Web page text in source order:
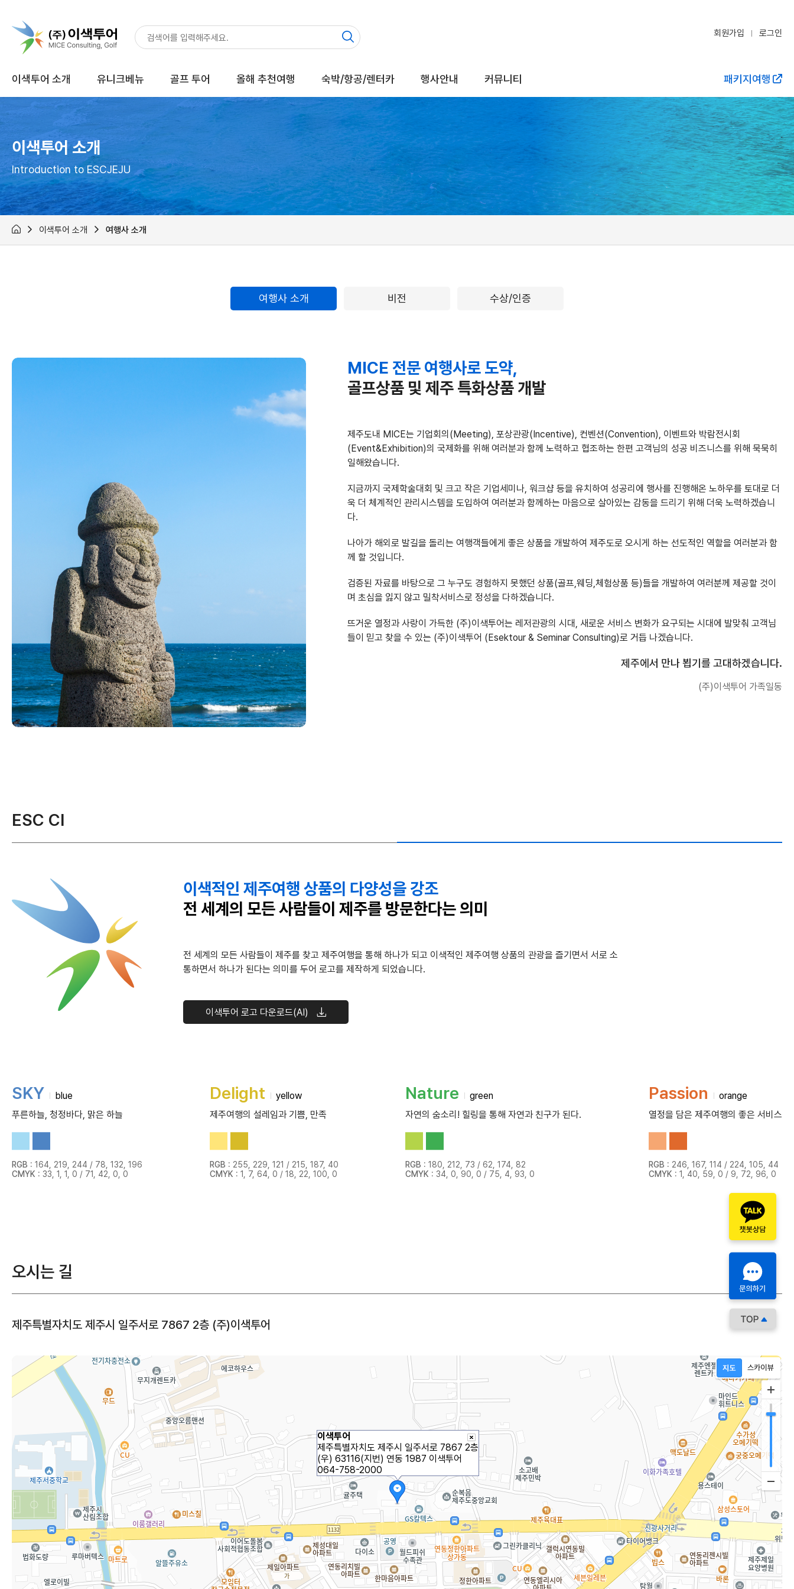
회원가입 로그인
이색투어 소개 유니크베뉴 골프 투어 올해 추천여행 숙박/항공/렌터카 행사안내 커뮤니티 패키지여행
이색투어 소개
Introduction to ESCJEJU
이색투어 소개 여행사 소개
여행사 소개 비전 수상/인증
MICE 전문 여행사로 도약,
골프상품 및 제주 특화상품 개발
제주도내 MICE는 기업회의(Meeting), 포상관광(Incentive), 컨벤션(Convention), 이벤트와 박람전시회
(Event&Exhibition)의 국제화를 위해 여러분과 함께 노력하고 협조하는 한편 고객님의 성공 비즈니스를 위해 묵묵히
일해왔습니다.
지금까지 국제학술대회 및 크고 작은 기업세미나, 워크샵 등을 유치하여 성공리에 행사를 진행해온 노하우를 토대로 더
욱 더 체계적인 관리시스템을 도입하여 여러분과 함께하는 마음으로 살아있는 감동을 드리기 위해 더욱 노력하겠습니
다.
나아가 해외로 발길을 돌리는 여행객들에게 좋은 상품을 개발하여 제주도로 오시게 하는 선도적인 역할을 여러분과 함
께 할 것입니다.
검증된 자료를 바탕으로 그 누구도 경험하지 못했던 상품(골프,웨딩,체험상품 등)들을 개발하여 여러분께 제공할 것이
며 초심을 잃지 않고 밀착서비스로 정성을 다하겠습니다.
뜨거운 열정과 사랑이 가득한 (주)이색투어는 레저관광의 시대, 새로운 서비스 변화가 요구되는 시대에 발맞춰 고객님
들이 믿고 찾을 수 있는 (주)이색투어 (Esektour & Seminar Consulting)로 거듭 나겠습니다.
제주에서 만나 뵙기를 고대하겠습니다.
(주)이색투어 가족일동
ESC CI
이색적인 제주여행 상품의 다양성을 강조
전 세계의 모든 사람들이 제주를 방문한다는 의미
전 세계의 모든 사람들이 제주를 찾고 제주여행을 통해 하나가 되고 이색적인 제주여행 상품의 관광을 즐기면서 서로 소
통하면서 하나가 된다는 의미를 두어 로고를 제작하게 되었습니다.
이색투어 로고 다운로드(AI)
SKY
blue
푸른하늘, 청정바다, 맑은 하늘
RGB : 164, 219, 244 / 78, 132, 196
CMYK : 33, 1, 1, 0 / 71, 42, 0, 0
Delight
yellow
제주여행의 설레임과 기쁨, 만족
RGB : 255, 229, 121 / 215, 187, 40
CMYK : 1, 7, 64, 0 / 18, 22, 100, 0
Nature
green
자연의 숨소리! 힐링을 통해 자연과 친구가 된다.
RGB : 180, 212, 73 / 62, 174, 82
CMYK : 34, 0, 90, 0 / 75, 4, 93, 0
Passion
orange
열정을 담은 제주여행의 좋은 서비스
RGB : 246, 167, 114 / 224, 105, 44
CMYK : 1, 40, 59, 0 / 9, 72, 96, 0
오시는 길
제주특별자치도 제주시 일주서로 7867 2층 (주)이색투어
이색투어
제주특별자치도 제주시 일주서로 7867 2층
(우) 63116(지번) 연동 1987 이색투어
064-758-2000